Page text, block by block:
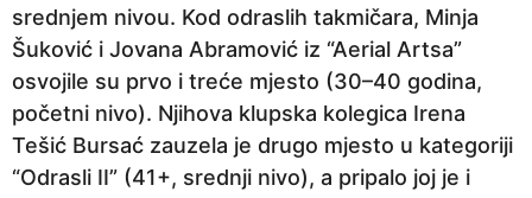
srednjem nivou. Kod odraslih takmičara, Minja
Šuković i Jovana Abramović iz “Aerial Artsa”
osvojile su prvo i treće mjesto (30–40 godina,
početni nivo). Njihova klupska kolegica Irena
Tešić Bursać zauzela je drugo mjesto u kategoriji
“Odrasli II” (41+, srednji nivo), a pripalo joj je i